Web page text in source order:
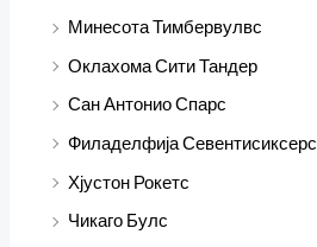
Минесота Тимбервулвс
Оклахома Сити Тандер
Сан Антонио Спарс
Филаделфија Севентисиксерс
Хјустон Рокетс
Чикаго Булс